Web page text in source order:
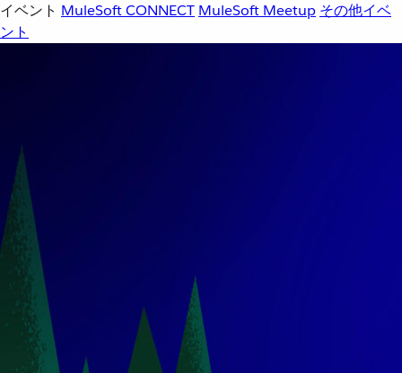
イベント MuleSoft CONNECT MuleSoft Meetup その他イベ
ント